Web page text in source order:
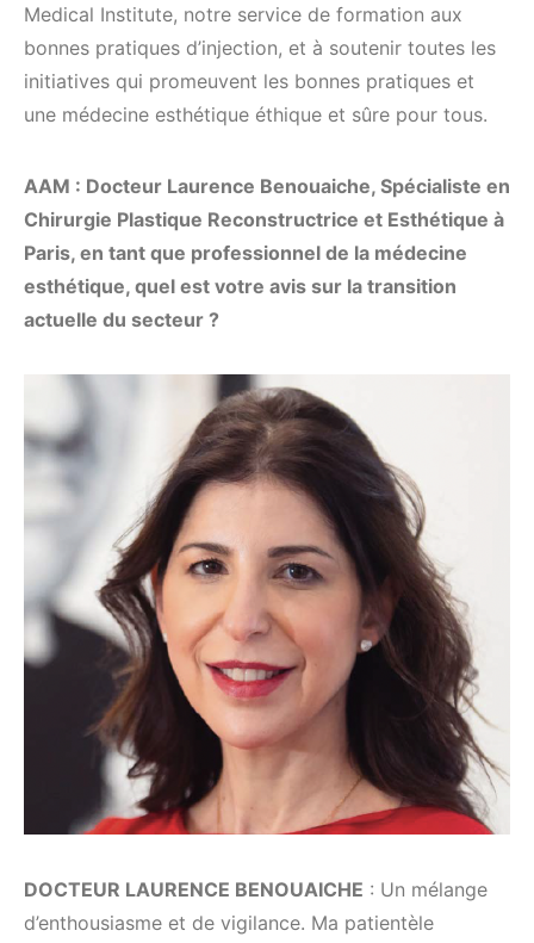
Medical Institute, notre service de formation aux
bonnes pratiques d’injection, et à soutenir toutes les
initiatives qui promeuvent les bonnes pratiques et
une médecine esthétique éthique et sûre pour tous.
AAM : Docteur Laurence Benouaiche, Spécialiste en
Chirurgie Plastique Reconstructrice et Esthétique à
Paris, en tant que professionnel de la médecine
esthétique, quel est votre avis sur la transition
actuelle du secteur ?
DOCTEUR LAURENCE BENOUAICHE : Un mélange
d’enthousiasme et de vigilance. Ma patientèle